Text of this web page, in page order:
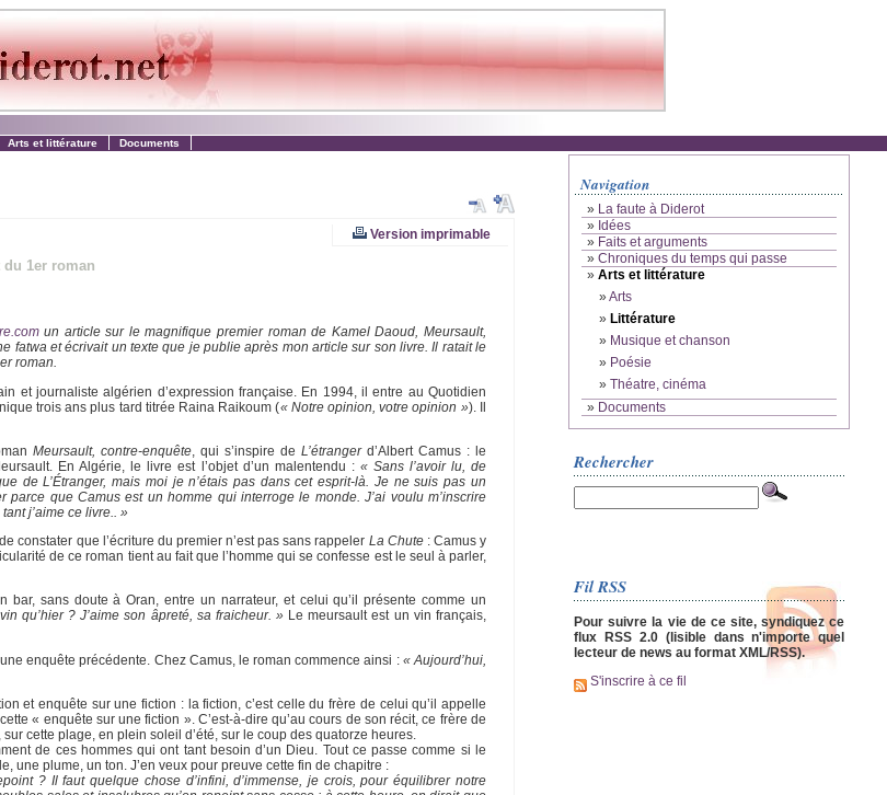
Arts et littérature Documents
Version imprimable
1er roman
un article sur le magnifique premier roman de Kamel Daoud, Meursault,
fatwa et écrivait un texte que je publie après mon article sur son livre. Il ratait le
roman.
et journaliste algérien d’expression française. En 1994, il entre au Quotidien
trois ans plus tard titrée Raina Raikoum (« Notre opinion, votre opinion »). Il
Meursault, contre-enquête, qui s’inspire de L’étrangerd’Albert Camus : le
En Algérie, le livre est l’objet d’un malentendu : « Sans l’avoir lu, de
de L’Étranger, mais moi je n’étais pas dans cet esprit-là. Je ne suis pas un
que Camus est un homme qui interroge le monde. J’ai voulu m’inscrire
j’aime ce livre.. »
constater que l’écriture du premier n’est pas sans rappeler La Chute: Camus y
de ce roman tient au fait que l’homme qui se confesse est le seul à parler,
sans doute à Oran, entre un narrateur, et celui qu’il présente comme un
qu’hier ? J’aime son âpreté, sa fraicheur. » Le meursault est un vin français,
enquête précédente. Chez Camus, le roman commence ainsi : « Aujourd’hui,
et enquête sur une fiction : la fiction, c’est celle du frère de celui qu’il appelle
« enquête sur une fiction ». C’est-à-dire qu’au cours de son récit, ce frère de
cette plage, en plein soleil d’été, sur le coup des quatorze heures.
de ces hommes qui ont tant besoin d’un Dieu. Tout ce passe comme si le
une plume, un ton. J’en veux pour preuve cette fin de chapitre :
? Il faut quelque chose d’infini, d’immense, je crois, pour équilibrer notre
Navigation
» La faute à Diderot
» Idées
» Faits et arguments
» Chroniques du temps qui passe
» Arts et littérature
»Arts
» Littérature
» Musique et chanson
» Poésie
» Théatre, cinéma
» Documents
Rechercher
Fil RSS
Pour suivre la vie de ce site, syndiquez ce
flux RSS 2.0 (lisible dans n'importe quel
lecteur de news au format XML/RSS).
S'inscrire à ce fil